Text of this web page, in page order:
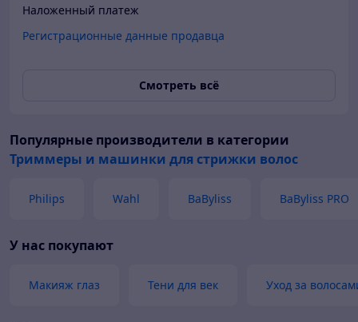
Наложенный платеж
Регистрационные данные продавца
Смотреть всё
Популярные производители в категории
Триммеры и машинки для стрижки волос
Philips Wahl BaByliss BaByliss PRO
У нас покупают
Макияж глаз Тени для век Уход за